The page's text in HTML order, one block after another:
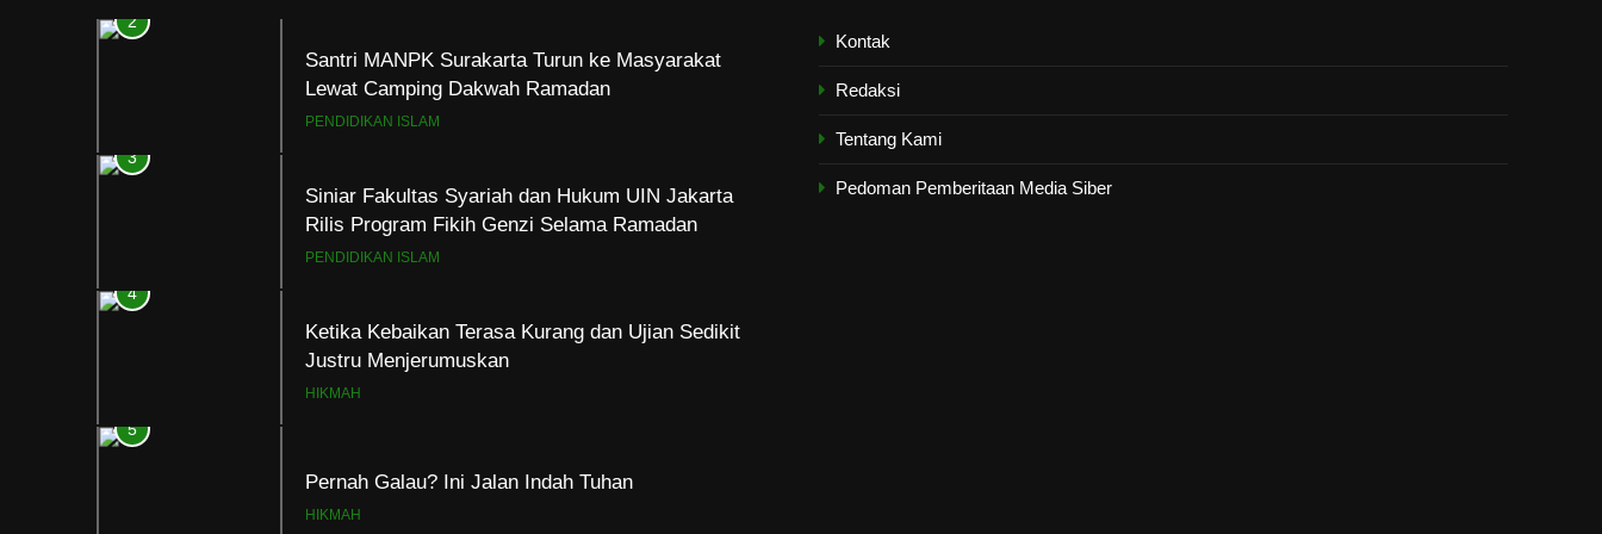
2
Santri MANPK Surakarta Turun ke Masyarakat
Lewat Camping Dakwah Ramadan
PENDIDIKAN ISLAM
3
Siniar Fakultas Syariah dan Hukum UIN Jakarta
Rilis Program Fikih Genzi Selama Ramadan
PENDIDIKAN ISLAM
4
Ketika Kebaikan Terasa Kurang dan Ujian Sedikit
Justru Menjerumuskan
HIKMAH
5
Pernah Galau? Ini Jalan Indah Tuhan
HIKMAH
Kontak
Redaksi
Tentang Kami
Pedoman Pemberitaan Media Siber